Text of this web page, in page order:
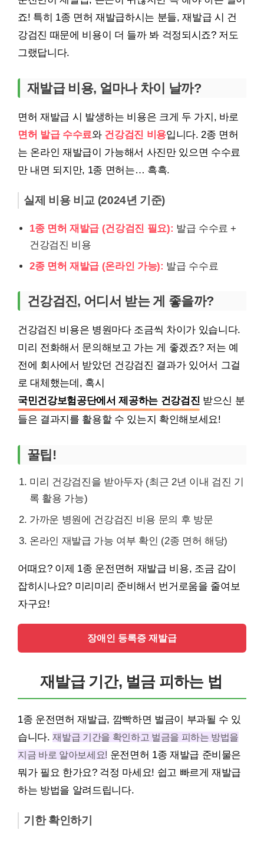
죠! 특히 1종 면허 재발급하시는 분들, 재발급 시 건
강검진 때문에 비용이 더 들까 봐 걱정되시죠? 저도
그랬답니다.
재발급 비용, 얼마나 차이 날까?
면허 재발급 시 발생하는 비용은 크게 두 가지, 바로
면허 발급 수수료와 건강검진 비용입니다. 2종 면허
는 온라인 재발급이 가능해서 사진만 있으면 수수료
만 내면 되지만, 1종 면허는… 흑흑.
실제 비용 비교 (2024년 기준)
1종 면허 재발급 (건강검진 필요): 발급 수수료 +
건강검진 비용
2종 면허 재발급 (온라인 가능): 발급 수수료
건강검진, 어디서 받는 게 좋을까?
건강검진 비용은 병원마다 조금씩 차이가 있습니다.
미리 전화해서 문의해보고 가는 게 좋겠죠? 저는 예
전에 회사에서 받았던 건강검진 결과가 있어서 그걸
로 대체했는데, 혹시
국민건강보험공단에서 제공하는 건강검진 받으신 분
들은 결과지를 활용할 수 있는지 확인해보세요!
꿀팁!
미리 건강검진을 받아두자 (최근 2년 이내 검진 기
록 활용 가능)
가까운 병원에 건강검진 비용 문의 후 방문
온라인 재발급 가능 여부 확인 (2종 면허 해당)
어때요? 이제 1종 운전면허 재발급 비용, 조금 감이
잡히시나요? 미리미리 준비해서 번거로움을 줄여보
자구요!
장애인 등록증 재발급
재발급 기간, 벌금 피하는 법
1종 운전면허 재발급, 깜빡하면 벌금이 부과될 수 있
습니다.재발급 기간을 확인하고 벌금을 피하는 방법을
지금 바로 알아보세요! 운전면허 1종 재발급 준비물은
뭐가 필요 한가요? 걱정 마세요! 쉽고 빠르게 재발급
하는 방법을 알려드립니다.
기한 확인하기